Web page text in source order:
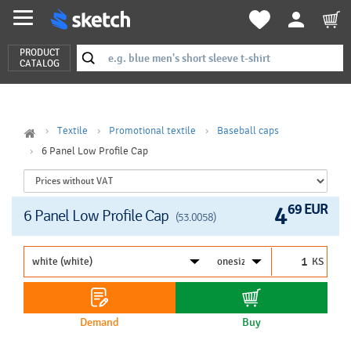
PRODUCT
CATALOG
Textile Promotional textile
Baseball caps
6 Panel Low Profile Cap
6 Panel Low Profile Cap (53.0058) 469 EUR
KS
Demand Buy